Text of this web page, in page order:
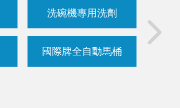
洗碗機專用洗劑
國際牌全自動馬桶